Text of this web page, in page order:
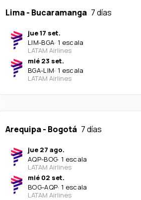
Lima- Bucaramanga 7 días
jue 17 set.
LIM-BGA· 1 escala
LATAM Airlines
mié 23 set.
BGA-LIM· 1 escala
LATAM Airlines
Arequipa- Bogotá 7 días
jue 27 ago.
AQP-BOG· 1 escala
LATAM Airlines
mié 02 set.
BOG-AQP· 1 escala
LATAM Airlines